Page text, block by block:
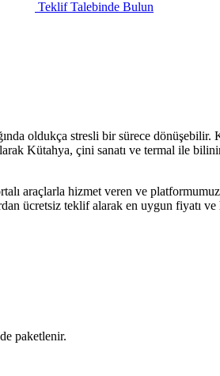
Teklif Talebinde Bulun
oldukça stresli bir sürece
Kütahya, çini sanatı ve termal ile
araçlarla hizmet veren ve
ücretsiz teklif alarak en uygun fiyatı
paketlenir.